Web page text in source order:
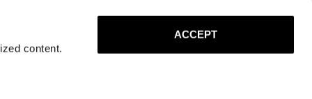
content.
ACCEPT